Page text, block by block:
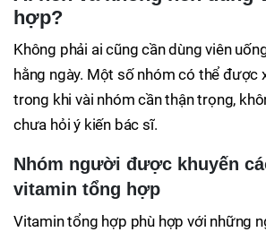
hợp?
Không phải ai cũng cần dùng viên
hằng ngày. Một số nhóm có thể được
trong khi vài nhóm cần thận trọng,
chưa hỏi ý kiến bác sĩ.
Nhóm người được khuyến
vitamin tổng hợp
Vitamin tổng hợp phù hợp với những